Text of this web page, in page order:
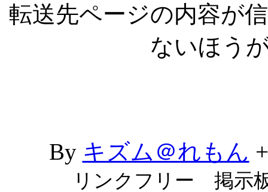
転送先ページの内容が
ないほう
By キズム＠れもん
リンクフリー 掲示